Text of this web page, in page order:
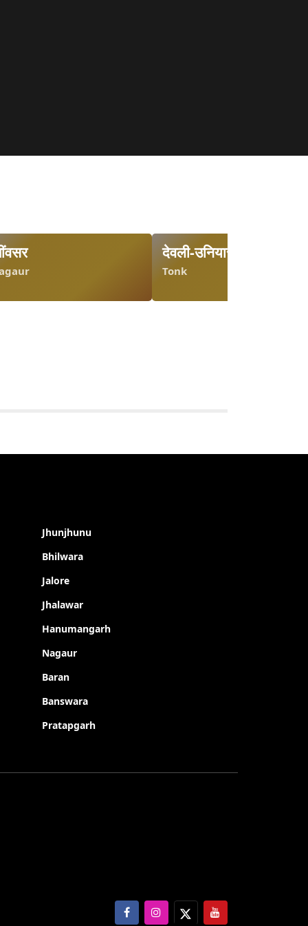
देवली-उनियारा
Tonk
Jhunjhunu
Bhilwara
Jalore
Jhalawar
Hanumangarh
Nagaur
Baran
Banswara
Pratapgarh